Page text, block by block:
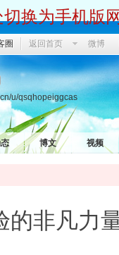
换为手机版
圈 返回首页 微博
u/qsqhopeiggcas
博文 视频
的非凡力